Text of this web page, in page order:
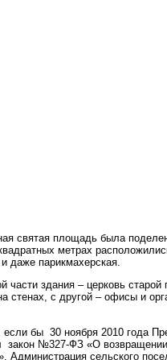
святая площадь была
метрах
даже парикмахерская.
части здания – церковь
с другой – офисы и
бы 30 ноября 2010 года
№327-ФЗ «О возвращении
Администрация сельского